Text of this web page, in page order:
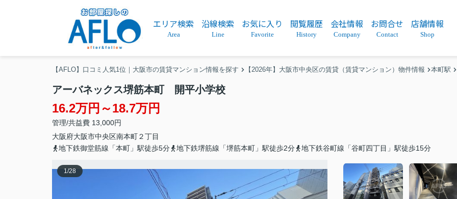
エリア検索
Area
沿線検索
Line
お気に入り
Favorite
閲覧履歴
History
会社情報
Company
お問合せ
Contact
店舗情報
Shop
【AFLO】口コミ人気1位｜大阪市の賃貸マンション情報を探す 【2026年】大阪市中央区の賃貸（賃貸マンション）物件情報 本町駅
アーバネックス堺筋本町 開平小学校
16.2万円～18.7万円
管理/共益費 13,000円
大阪府大阪市中央区南本町２丁目
地下鉄御堂筋線「本町」駅徒歩5分
地下鉄堺筋線「堺筋本町」駅徒歩2分 地下鉄谷町線「谷町四丁目」駅徒歩15分
1/28